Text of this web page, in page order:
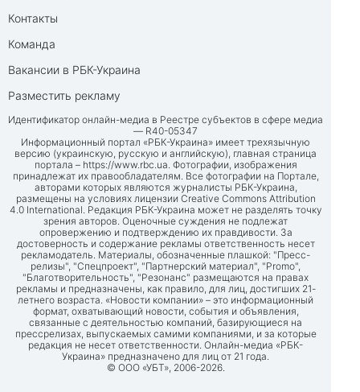
Контакты
Команда
Вакансии в РБК-Украина
Разместить рекламу
Идентификатор онлайн-медиа в Реестре субъектов в сфере медиа
— R40-05347
Информационный портал «РБК-Украина» имеет трехязычную
версию (украинскую, русскую и английскую), главная страница
портала – https://www.rbc.ua. Фотографии, изображения
принадлежат их правообладателям. Все фотографии на Портале,
авторами которых являются журналисты РБК-Украина,
размещены на условиях лицензии Creative Commons Attribution
4.0 International. Редакция РБК-Украина может не разделять точку
зрения авторов. Оценочные суждения не подлежат
опровержению и подтверждению их правдивости. За
достоверность и содержание рекламы ответственность несет
рекламодатель. Материалы, обозначенные плашкой: "Пресс-
релизы", "Спецпроект", "Партнерский материал", "Promo",
"Благотворительность", "Резонанс" размещаются на правах
рекламы и предназначены, как правило, для лиц, достигших 21-
летнего возраста. «Новости компании» – это информационный
формат, охватывающий новости, события и объявления,
связанные с деятельностью компаний, базирующиеся на
прессрелизах, выпускаемых самими компаниями, и за которые
редакция не несет ответственности. Онлайн-медиа «РБК-
Украина» предназначено для лиц от 21 года.
© ООО «УБТ», 2006-2026.